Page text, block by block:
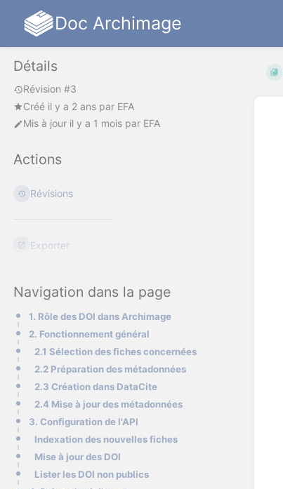
Doc Archimage
Détails
Révision #3
Créé il y a 2 ans par EFA
Mis à jour il y a 1 mois par EFA
Actions
Révisions
Exporter
Navigation dans la page
1. Rôle des DOI dans Archimage
2. Fonctionnement général
2.1 Sélection des fiches concernées
2.2 Préparation des métadonnées
2.3 Création dans DataCite
2.4 Mise à jour des métadonnées
3. Configuration de l'API
Indexation des nouvelles fiches
Mise à jour des DOI
Lister les DOI non publics